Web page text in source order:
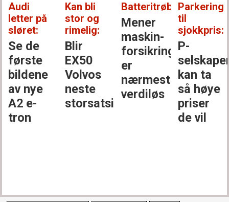
Audi
letter på
sløret:
Se de
første
bildene
av nye
A2 e-
tron
Kan bli
stor og
rimelig:
Blir
EX50
Volvos
neste
storsatsing?
Batteritrøbbel:
Mener
maskin­
forsikringen
er
nærmest
verdiløs
Parkering
til
sjokkpris:
P-
kan ta
så høye
priser
de vil